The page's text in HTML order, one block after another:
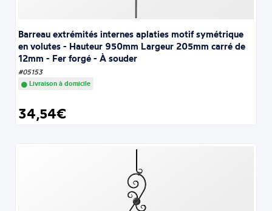
Barreau extrémités internes aplaties motif symétrique
en volutes - Hauteur 950mm Largeur 205mm carré de
12mm - Fer forgé - À souder
#05153
Livraison à domicile
34,54€